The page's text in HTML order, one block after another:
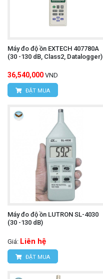
Máy đo độ ồn EXTECH 407780A
(30 -130 dB, Class2, Datalogger)
36,540,000 VND
ĐẶT MUA
Máy đo độ ồn LUTRON SL-4030
(30 -130 dB)
Giá: Liên hệ
ĐẶT MUA